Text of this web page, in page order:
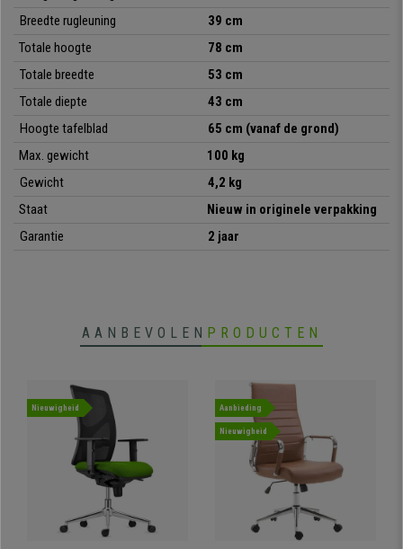
Ideaal voor vergaderruimtes
• Comfortabele zit- en rugstructuur
Stalen frame met 4 chromen poten
Breedte rugleuning
39 cm
Totale hoogte
78 cm
Totale breedte
53 cm
Totale diepte
43 cm
Hoogte tafelblad
65 cm (vanaf de grond)
Max. gewicht
100 kg
Gewicht
4,2 kg
Staat
Nieuw in originele verpakking
Garantie
2 jaar
AANBEVOLEN PRODUCTEN
Nieuwigheid Aanbieding
Nieuwigheid